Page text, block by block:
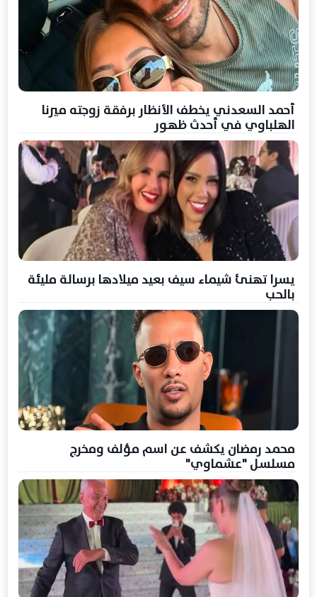
أحمد السعدني يخطف الأنظار برفقة زوجته ميرنا
الهلباوي في أحدث ظهور
يسرا تهنئ شيماء سيف بعيد ميلادها برسالة مليئة
بالحب
محمد رمضان يكشف عن اسم مؤلف ومخرج
مسلسل "عشماوي"